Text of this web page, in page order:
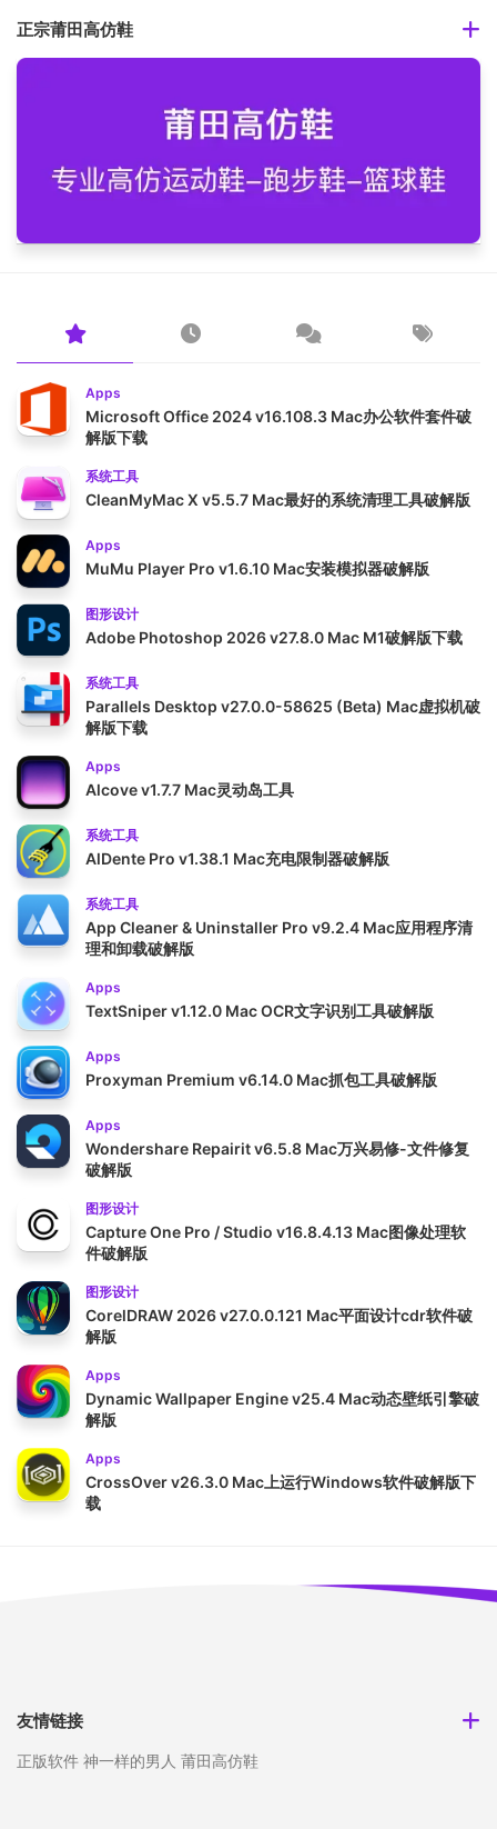
正宗莆田高仿鞋
Apps
Microsoft Office 2024 v16.108.3 Mac办公软件套件破
解版下载
系统工具
CleanMyMac X v5.5.7 Mac最好的系统清理工具破解版
Apps
MuMu Player Pro v1.6.10 Mac安装模拟器破解版
图形设计
Adobe Photoshop 2026 v27.8.0 Mac M1破解版下载
系统工具
Parallels Desktop v27.0.0-58625 (Beta) Mac虚拟机破
解版下载
Apps
Alcove v1.7.7 Mac灵动岛工具
系统工具
AlDente Pro v1.38.1 Mac充电限制器破解版
系统工具
App Cleaner & Uninstaller Pro v9.2.4 Mac应用程序清
理和卸载破解版
Apps
TextSniper v1.12.0 Mac OCR文字识别工具破解版
Apps
Proxyman Premium v6.14.0 Mac抓包工具破解版
Apps
Wondershare Repairit v6.5.8 Mac万兴易修-文件修复
破解版
图形设计
Capture One Pro / Studio v16.8.4.13 Mac图像处理软
件破解版
图形设计
CorelDRAW 2026 v27.0.0.121 Mac平面设计cdr软件破
解版
Apps
Dynamic Wallpaper Engine v25.4 Mac动态壁纸引擎破
解版
Apps
CrossOver v26.3.0 Mac上运行Windows软件破解版下
载
友情链接
正版软件 神一样的男人 莆田高仿鞋